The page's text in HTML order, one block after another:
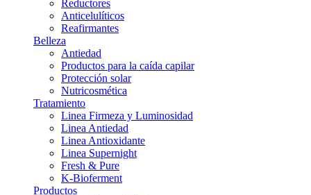
Reductores
Anticelulíticos
Reafirmantes
Belleza
Antiedad
Productos para la caída capilar
Protección solar
Nutricosmética
Tratamiento
Linea Firmeza y Luminosidad
Linea Antiedad
Linea Antioxidante
Linea Supernight
Fresh & Pure
K-Bioferment
Productos